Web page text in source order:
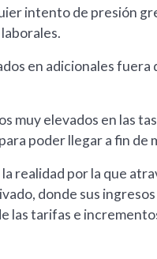
intento de presión
en adicionales
muy elevados en las
poder llegar a fin de
realidad por la que
donde sus ingresos
las tarifas e